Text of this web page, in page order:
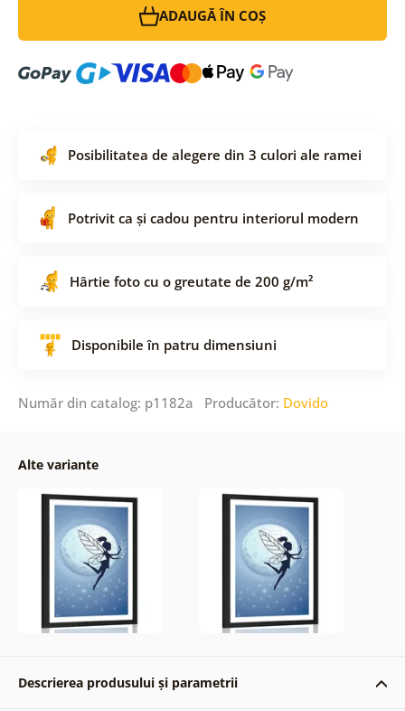
ADAUGĂ ÎN COȘ
Posibilitatea de alegere din 3 culori ale ramei
Potrivit ca și cadou pentru interiorul modern
Hârtie foto cu o greutate de 200 g/m²
Disponibile în patru dimensiuni
Număr din catalog: p1182a Producător: Dovido
Alte variante
Descrierea produsului și parametrii